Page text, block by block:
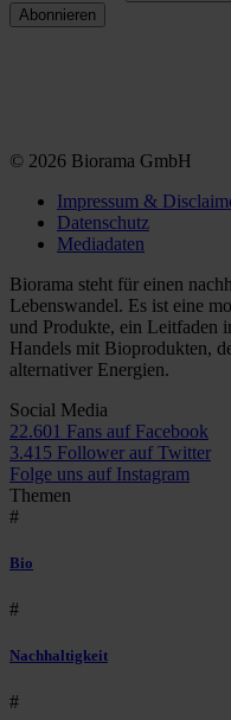
© 2026 Biorama GmbH
Impressum &
Datenschutz
Mediadaten
Biorama steht für einen
Lebenswandel. Es ist eine
und Produkte, ein Leitfaden
Handels mit Bioprodukten,
alternativer Energien.
Social Media
22.601 Fans auf Facebook
3.415 Follower auf Twitter
Folge uns auf Instagram
Themen
#
Bio
#
Nachhaltigkeit
#